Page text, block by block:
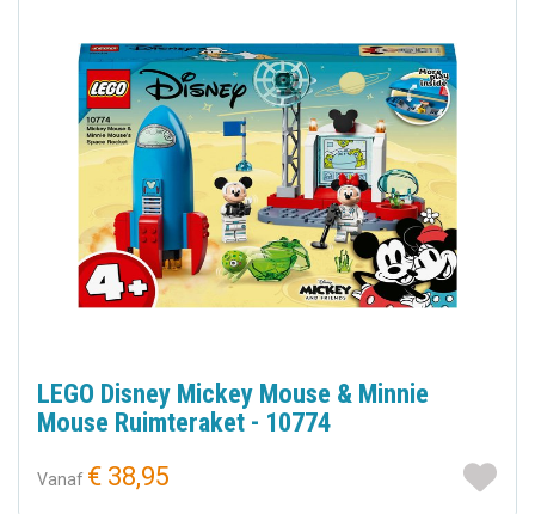
LEGO Disney Mickey Mouse & Minnie
Mouse Ruimteraket - 10774
Vanaf € 38,95